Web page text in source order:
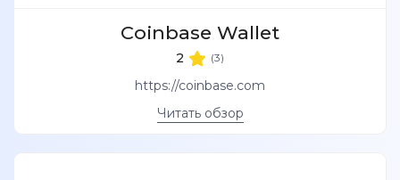
Coinbase Wallet
2 (3)
https://coinbase.com
Читать обзор